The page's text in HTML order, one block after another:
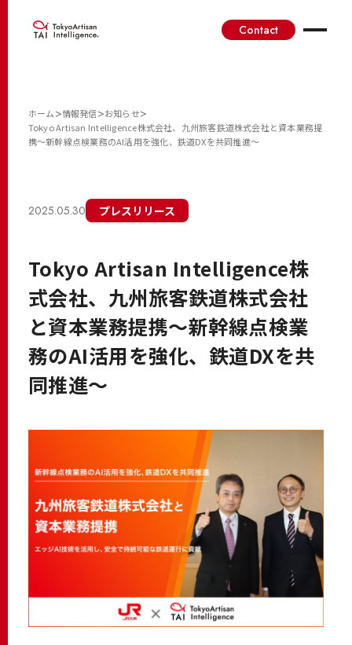
Contact
ホーム>情報発信>お知らせ>
Tokyo Artisan Intelligence株式会社、九州旅客鉄道株式会社と資本業務提
携～新幹線点検業務のAI活用を強化、鉄道DXを共同推進～
2025.05.30 プレスリリース
Tokyo Artisan Intelligence株
式会社、九州旅客鉄道株式会社
と資本業務提携～新幹線点検業
務のAI活用を強化、鉄道DXを共
同推進～